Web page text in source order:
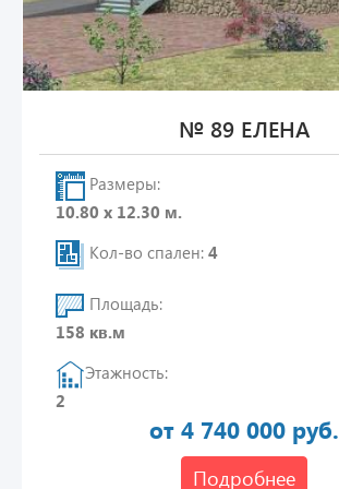
№ 89 ЕЛЕНА
Размеры:
10.80 х 12.30 м.
Кол-во спален: 4
Площадь:
158 кв.м
Этажность:
2
от 4 740 000 руб.
Подробнее